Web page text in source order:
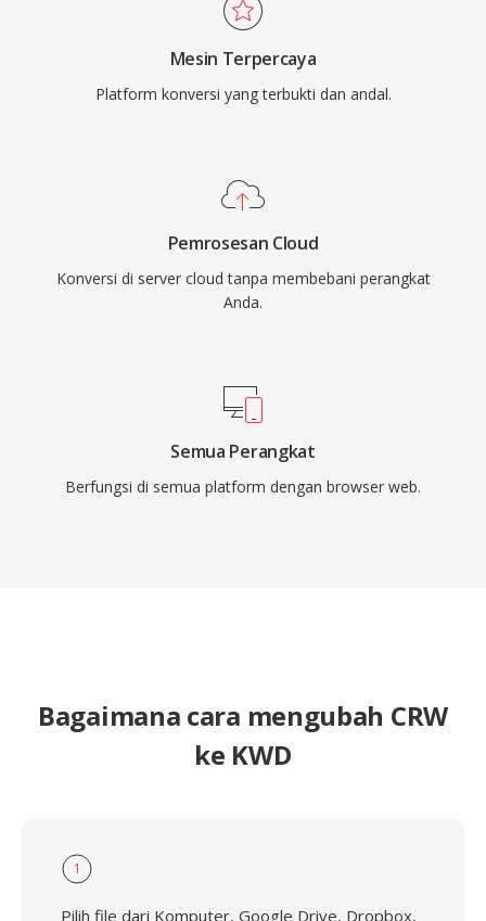
Mesin Terpercaya
Platform konversi yang terbukti dan andal.
Pemrosesan Cloud
Konversi di server cloud tanpa membebani perangkat
Anda.
Semua Perangkat
Berfungsi di semua platform dengan browser web.
Bagaimana cara mengubah CRW
ke KWD
1
Pilih file dari Komputer, Google Drive, Dropbox,